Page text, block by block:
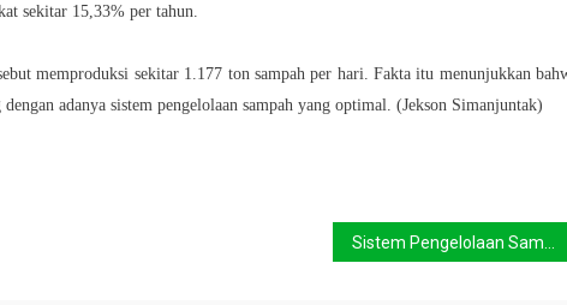
sekitar 15,33% per tahun.
memproduksi sekitar 1.177 ton sampah per hari. Fakta itu menunjukkan
adanya sistem pengelolaan sampah yang optimal. (Jekson Simanjuntak)